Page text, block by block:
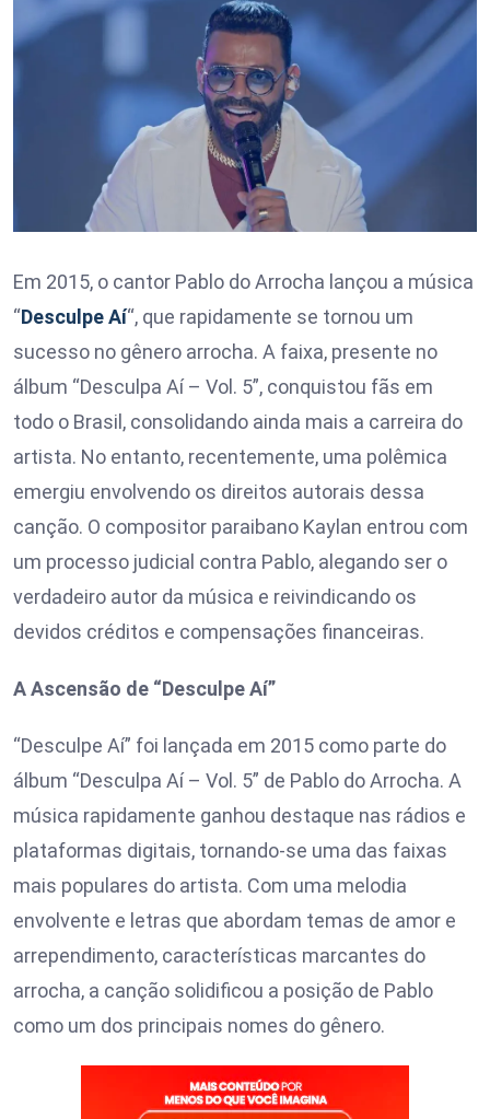
Em 2015, o cantor Pablo do Arrocha lançou a música
“Desculpe Aí“, que rapidamente se tornou um
sucesso no gênero arrocha. A faixa, presente no
álbum “Desculpa Aí – Vol. 5”, conquistou fãs em
todo o Brasil, consolidando ainda mais a carreira do
artista. No entanto, recentemente, uma polêmica
emergiu envolvendo os direitos autorais dessa
canção. O compositor paraibano Kaylan entrou com
um processo judicial contra Pablo, alegando ser o
verdadeiro autor da música e reivindicando os
devidos créditos e compensações financeiras.
A Ascensão de “Desculpe Aí”
“Desculpe Aí” foi lançada em 2015 como parte do
álbum “Desculpa Aí – Vol. 5” de Pablo do Arrocha. A
música rapidamente ganhou destaque nas rádios e
plataformas digitais, tornando-se uma das faixas
mais populares do artista. Com uma melodia
envolvente e letras que abordam temas de amor e
arrependimento, características marcantes do
arrocha, a canção solidificou a posição de Pablo
como um dos principais nomes do gênero.